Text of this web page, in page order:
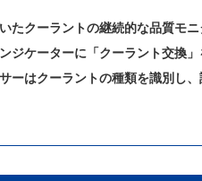
たクーラントの継続的な品質モ
ジケーターに「クーラント交換」
ーはクーラントの種類を識別し、